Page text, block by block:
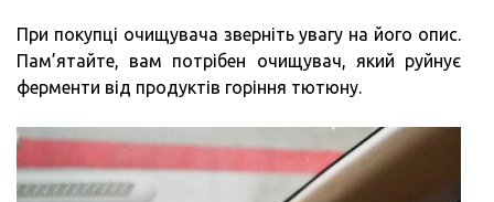
При покупці очищувача зверніть увагу на його опис.
Пам’ятайте, вам потрібен очищувач, який руйнує
ферменти від продуктів горіння тютюну.